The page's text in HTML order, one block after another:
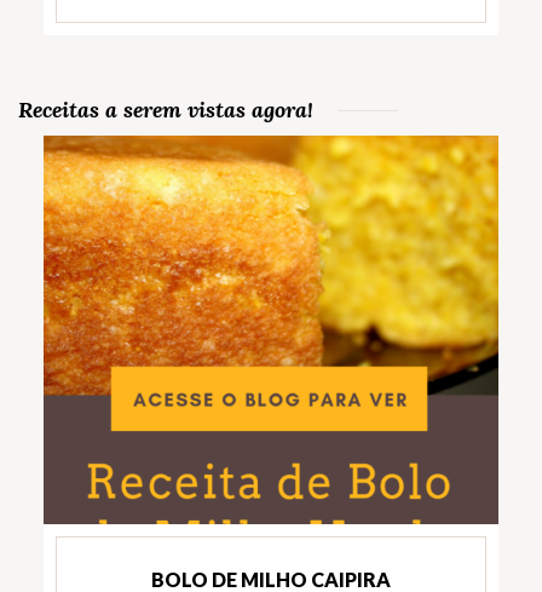
Receitas a serem vistas agora!
BOLO DE MILHO CAIPIRA